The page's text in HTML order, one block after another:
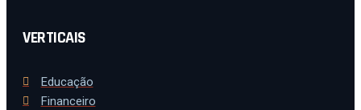
VERTICAIS
Educação
Financeiro